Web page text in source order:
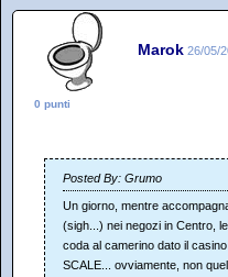
Marok 26/05/
0 punti
Posted By: Grumo
Un giorno, mentre
(sigh...) nei negozi in Centro,
coda al camerino dato il
SCALE... ovviamente, non